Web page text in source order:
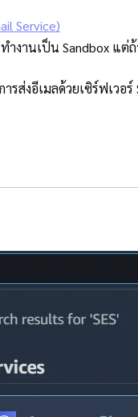
Service)
งานเป็น Sandbox แต่
ส่งอีเมลด้วยเซิร์ฟเวอร์